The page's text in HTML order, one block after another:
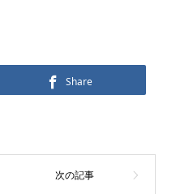
Share